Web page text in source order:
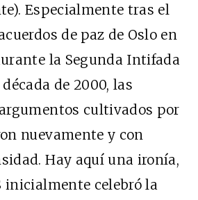
Especialmente tras el
de paz de Oslo en
la Segunda Intifada
de 2000, las
cultivados por
nuevamente y con
Hay aquí una ironía,
inicialmente celebró la